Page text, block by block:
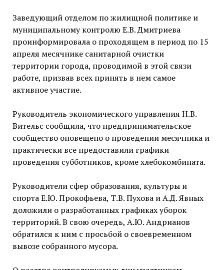
Заведующий отделом по жилищной политике и
муниципальному контролю Е.В. Дмитриева
проинформировала о проходящем в период по 15
апреля месячнике санитарной очистки
территории города, проводимой в этой связи
работе, призвав всех принять в нем самое
активное участие.
Руководитель экономического управления Н.В.
Вительс сообщила, что предпринимательское
сообщество оповещено о проведении месячника и
практически все предоставили графики
проведения субботников, кроме хлебокомбината.
Руководители сфер образования, культуры и
спорта Е.Ю. Прокофьева, Т.В. Пухова и А.Д. Явных
доложили о разработанных графиках уборок
территорий. В свою очередь, А.Ю. Андрианов
обратился к ним с просьбой о своевременном
вывозе собранного мусора.